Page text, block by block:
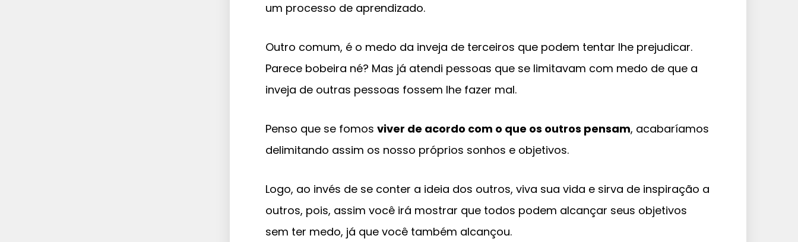
um processo de aprendizado.
Outro comum, é o medo da inveja de terceiros que podem tentar lhe prejudicar.
Parece bobeira né? Mas já atendi pessoas que se limitavam com medo de que a
inveja de outras pessoas fossem lhe fazer mal.
Penso que se fomos viver de acordo com o que os outros pensam, acabaríamos
delimitando assim os nosso próprios sonhos e objetivos.
Logo, ao invés de se conter a ideia dos outros, viva sua vida e sirva de inspiração a
outros, pois, assim você irá mostrar que todos podem alcançar seus objetivos
sem ter medo, já que você também alcançou.